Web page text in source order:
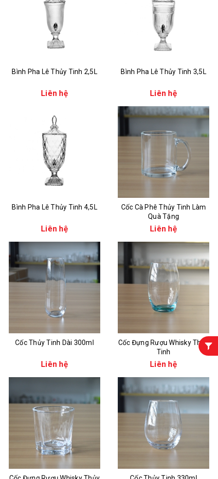
Bình Pha Lê Thủy Tinh 2,5L
Liên hệ
Bình Pha Lê Thủy Tinh 3,5L
Liên hệ
Bình Pha Lê Thủy Tinh 4,5L
Liên hệ
Cốc Cà Phê Thủy Tinh Làm
Quà Tặng
Liên hệ
Cốc Thủy Tinh Dài 300ml
Liên hệ
Cốc Đựng Rượu Whisky Thủy
Tinh
Liên hệ